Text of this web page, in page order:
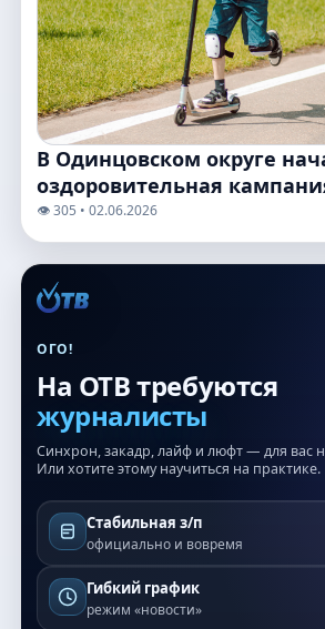
В Одинцовском округе
оздоровительная
👁️ 305 • 02.06.2026
ОГО!
На ОТВ требуются
журналисты
Синхрон, закадр, лайф и люфт — для вас
Или хотите этому научиться на практике.
Стабильная з/п
официально и вовремя
Гибкий график
режим «новости»